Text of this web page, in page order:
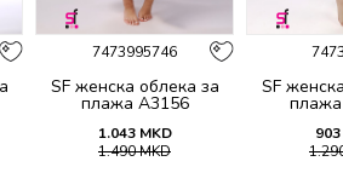
7473995746
SF женска облека за
плажа A3156
1.043 MKD
1.490MKD
SF
903